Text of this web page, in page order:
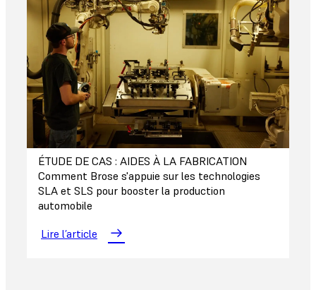
ÉTUDE DE CAS : AIDES À LA FABRICATION
Comment Brose s'appuie sur les technologies
SLA et SLS pour booster la production
automobile
Lire l’article